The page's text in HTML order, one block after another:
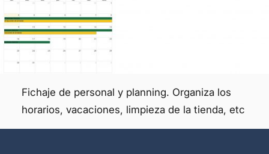
Fichaje de personal y planning. Organiza los
horarios, vacaciones, limpieza de la tienda, etc